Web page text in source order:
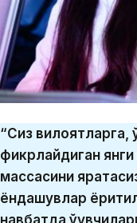
“Сиз вилоятларга,
фикрлайдиган янги
массасини
ёндашувлар